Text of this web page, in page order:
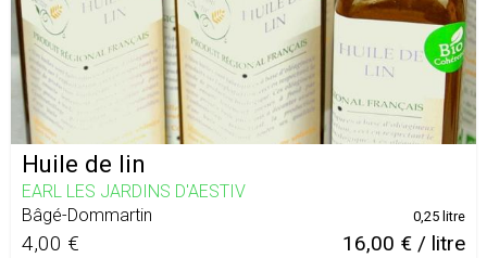
Huile de lin
EARL LES JARDINS D'AESTIV
Bâgé-Dommartin
4,00 € 16,00 € / litre
0,25 litre